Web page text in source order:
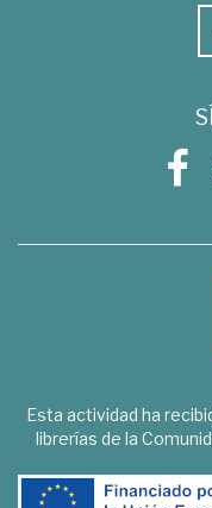
Esta actividad ha
librerías de la